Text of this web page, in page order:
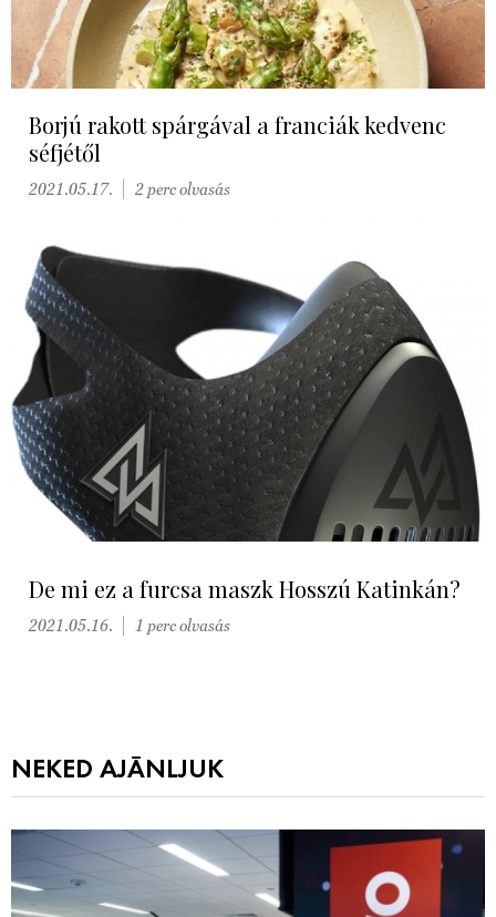
Borjú rakott spárgával a franciák kedvenc
séfjétől
2021.05.17. 2 perc olvasás
De mi ez a furcsa maszk Hosszú Katinkán?
2021.05.16. 1 perc olvasás
NEKED AJÁNLJUK